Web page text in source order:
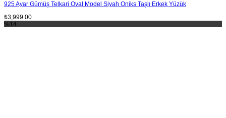
925 Ayar Gümüş Telkari Oval Model Siyah Oniks Taşlı Erkek Yüzük
₺3,999.00
%14